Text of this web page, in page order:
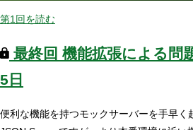
第1回を読む
最終回 機能拡張による問
5日
便利な機能を持つモックサーバーを手早く